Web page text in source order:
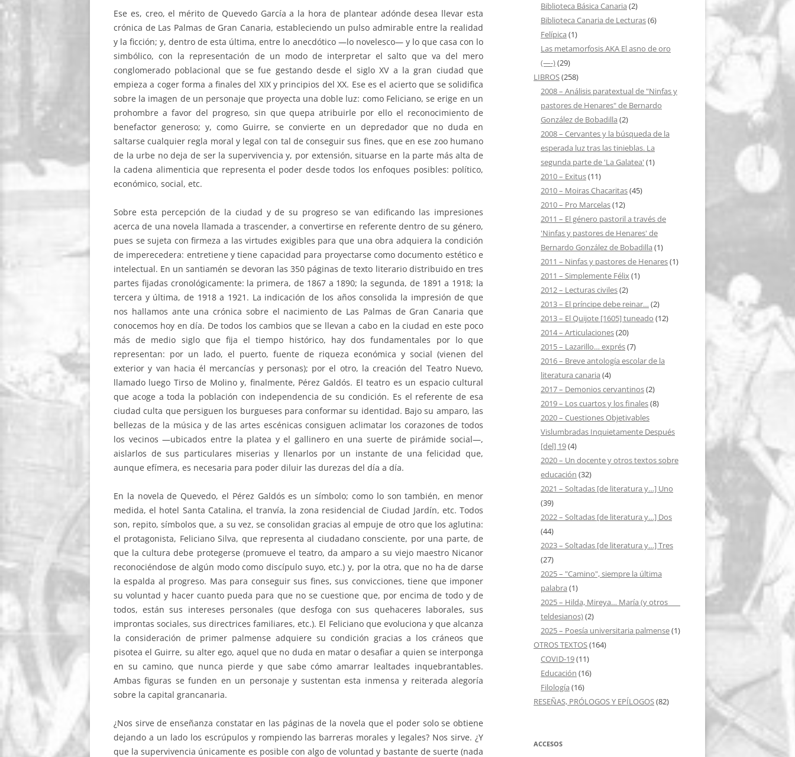
Ese es, creo, el mérito de Quevedo García a la hora de plantear adónde desea llevar esta
crónica de Las Palmas de Gran Canaria, estableciendo un pulso admirable entre la realidad
y la ficción; y, dentro de esta última, entre lo anecdótico —lo novelesco— y lo que casa con lo
simbólico, con la representación de un modo de interpretar el salto que va del mero
conglomerado poblacional que se fue gestando desde el siglo XV a la gran ciudad que
empieza a coger forma a finales del XIX y principios del XX. Ese es el acierto que se solidifica
sobre la imagen de un personaje que proyecta una doble luz: como Feliciano, se erige en un
prohombre a favor del progreso, sin que quepa atribuirle por ello el reconocimiento de
benefactor generoso; y, como Guirre, se convierte en un depredador que no duda en
saltarse cualquier regla moral y legal con tal de conseguir sus fines, que en ese zoo humano
de la urbe no deja de ser la supervivencia y, por extensión, situarse en la parte más alta de
la cadena alimenticia que representa el poder desde todos los enfoques posibles: político,
económico, social, etc.
Sobre esta percepción de la ciudad y de su progreso se van edificando las impresiones
acerca de una novela llamada a trascender, a convertirse en referente dentro de su género,
pues se sujeta con firmeza a las virtudes exigibles para que una obra adquiera la condición
de imperecedera: entretiene y tiene capacidad para proyectarse como documento estético e
intelectual. En un santiamén se devoran las 350 páginas de texto literario distribuido en tres
partes fijadas cronológicamente: la primera, de 1867 a 1890; la segunda, de 1891 a 1918; la
tercera y última, de 1918 a 1921. La indicación de los años consolida la impresión de que
nos hallamos ante una crónica sobre el nacimiento de Las Palmas de Gran Canaria que
conocemos hoy en día. De todos los cambios que se llevan a cabo en la ciudad en este poco
más de medio siglo que fija el tiempo histórico, hay dos fundamentales por lo que
representan: por un lado, el puerto, fuente de riqueza económica y social (vienen del
exterior y van hacia él mercancías y personas); por el otro, la creación del Teatro Nuevo,
llamado luego Tirso de Molino y, finalmente, Pérez Galdós. El teatro es un espacio cultural
que acoge a toda la población con independencia de su condición. Es el referente de esa
ciudad culta que persiguen los burgueses para conformar su identidad. Bajo su amparo, las
bellezas de la música y de las artes escénicas consiguen aclimatar los corazones de todos
los vecinos —ubicados entre la platea y el gallinero en una suerte de pirámide social—,
aislarlos de sus particulares miserias y llenarlos por un instante de una felicidad que,
aunque efímera, es necesaria para poder diluir las durezas del día a día.
En la novela de Quevedo, el Pérez Galdós es un símbolo; como lo son también, en menor
medida, el hotel Santa Catalina, el tranvía, la zona residencial de Ciudad Jardín, etc. Todos
son, repito, símbolos que, a su vez, se consolidan gracias al empuje de otro que los aglutina:
el protagonista, Feliciano Silva, que representa al ciudadano consciente, por una parte, de
que la cultura debe protegerse (promueve el teatro, da amparo a su viejo maestro Nicanor
reconociéndose de algún modo como discípulo suyo, etc.) y, por la otra, que no ha de darse
la espalda al progreso. Mas para conseguir sus fines, sus convicciones, tiene que imponer
su voluntad y hacer cuanto pueda para que no se cuestione que, por encima de todo y de
todos, están sus intereses personales (que desfoga con sus quehaceres laborales, sus
improntas sociales, sus directrices familiares, etc.). El Feliciano que evoluciona y que alcanza
la consideración de primer palmense adquiere su condición gracias a los cráneos que
pisotea el Guirre, su alter ego, aquel que no duda en matar o desafiar a quien se interponga
en su camino, que nunca pierde y que sabe cómo amarrar lealtades inquebrantables.
Ambas figuras se funden en un personaje y sustentan esta inmensa y reiterada alegoría
sobre la capital grancanaria.
¿Nos sirve de enseñanza constatar en las páginas de la novela que el poder solo se obtiene
dejando a un lado los escrúpulos y rompiendo las barreras morales y legales? Nos sirve. ¿Y
que la supervivencia únicamente es posible con algo de voluntad y bastante de suerte (nada
Biblioteca Básica Canaria (2)
Biblioteca Canaria de Lecturas(6)
Felípica (1)
Las metamorfosis AKA El asno de oro
(—-)(29)
LIBROS(258)
2008 – Análisis paratextual de "Ninfas y
pastores de Henares" de Bernardo
González de Bobadilla (2)
2008 – Cervantes y la búsqueda de la
esperada luz tras las tinieblas. La
segunda parte de 'La Galatea' (1)
2010 – Exitus(11)
2010 – Moiras Chacaritas(45)
2010 – Pro Marcelas(12)
2011 – El género pastoril a través de
'Ninfas y pastores de Henares' de
Bernardo González de Bobadilla (1)
2011 – Ninfas y pastores de Henares(1)
2011 – Simplemente Félix(1)
2012 – Lecturas civiles(2)
2013 – El príncipe debe reinar… (2)
2013 – El Quijote [1605] tuneado (12)
2014 – Articulaciones(20)
2015 – Lazarillo… exprés(7)
2016 – Breve antología escolar de la
literatura canaria (4)
2017 – Demonios cervantinos(2)
2019 – Los cuartos y los finales(8)
2020 – Cuestiones Objetivables
Vislumbradas Inquietamente Después
[del] 19(4)
2020 – Un docente y otros textos sobre
educación (32)
2021 – Soltadas [de literatura y…] Uno
(39)
2022 – Soltadas [de literatura y…] Dos
(44)
2023 – Soltadas [de literatura y…] Tres
(27)
2025 – "Camino", siempre la última
palabra (1)
2025 – Hilda, Mireya… María (y otros ___
teldesianos)(2)
2025 – Poesía universitaria palmense(1)
OTROS TEXTOS(164)
COVID-19(11)
Educación (16)
Filología (16)
RESEÑAS, PRÓLOGOS Y EPÍLOGOS(82)
ACCESOS